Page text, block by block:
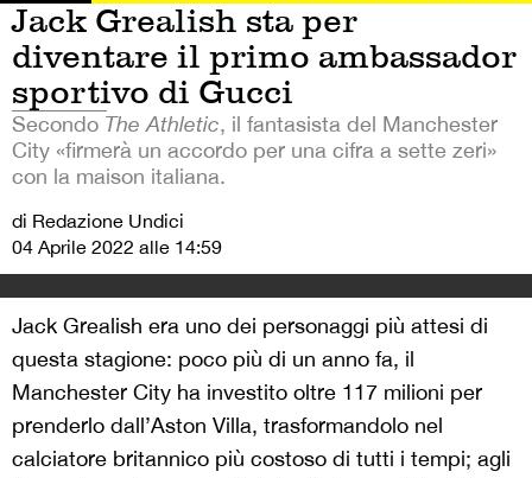
Jack Grealish sta per
diventare il primo ambassador
sportivo di Gucci
Secondo The Athletic, il fantasista del Manchester
City «firmerà un accordo per una cifra a sette zeri»
con la maison italiana.
di Redazione Undici
04 Aprile 2022 alle 14:59
Jack Grealish era uno dei personaggi più attesi di
questa stagione: poco più di un anno fa, il
Manchester City ha investito oltre 117 milioni per
prenderlo dall’Aston Villa, trasformandolo nel
calciatore britannico più costoso di tutti i tempi; agli